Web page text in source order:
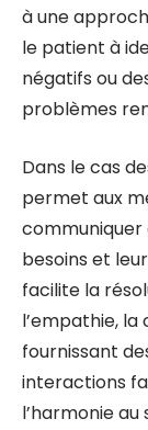
à une
le patient à
négatifs ou
problèmes
Dans le cas
permet aux
besoins et
facilite la
l’empathie,
fournissant
interactions
l’harmonie